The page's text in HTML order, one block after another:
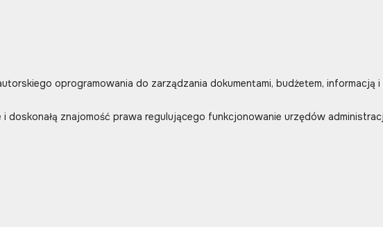
oprogramowania do zarządzania dokumentami, budżetem, informacją
doskonałą znajomość prawa regulującego funkcjonowanie urzędów